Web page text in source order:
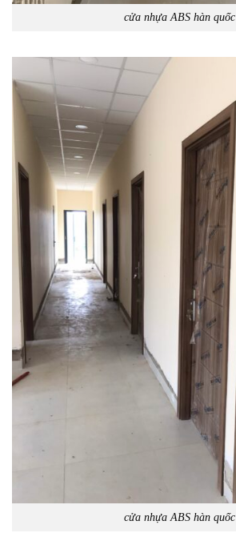
cửa nhựa ABS hàn quốc
cửa nhựa ABS hàn quốc